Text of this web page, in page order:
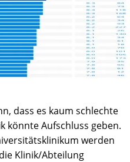
dass es kaum schlechte
könnte Aufschluss geben.
werden
Klinik/Abteilung